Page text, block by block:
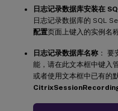
日志记录数据库安装在
日志记录数据库的 SQL
配置页面上键入的实例名
日志记录数据库名称 ：
能，请在此文本框中键入
或者使用文本框中已有的